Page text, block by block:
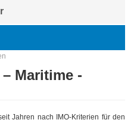
Maritime -
Jahren nach IMO-Kriterien für den